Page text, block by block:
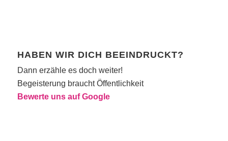
HABEN WIR DICH BEEINDRUCKT?
Dann erzähle es doch weiter!
Begeisterung braucht Öffentlichkeit
Bewerte uns auf Google